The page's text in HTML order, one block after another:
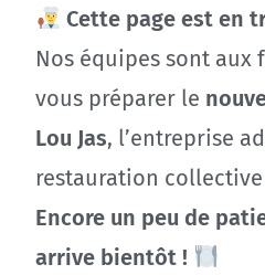
Cette page est en
Nos équipes sont aux
vous préparer le
Lou Jas, l’entreprise
restauration collective
Encore un peu de
arrive bientôt !